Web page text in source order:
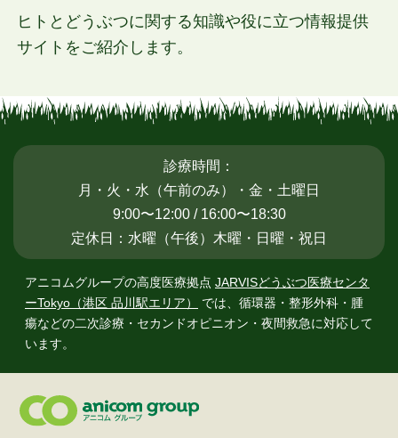
ヒトとどうぶつに関する知識や役に立つ情報提供
サイトをご紹介します。
診療時間：
月・火・水（午前のみ）・金・土曜日
9:00〜12:00 / 16:00〜18:30
定休日：水曜（午後）木曜・日曜・祝日
アニコムグループの高度医療拠点 JARVISどうぶつ医療センタ
ーTokyo（港区 品川駅エリア）
では、 循環器・整形外科・腫
瘍などの二次診療・セカンドオピニオン・夜間救急に対応して
います。